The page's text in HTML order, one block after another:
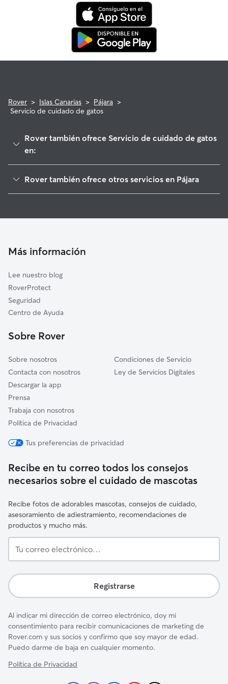
programa de reembolso de la Garantía Rover para asistencia
veterinaria que cumpla con los requisitos.
Rover > Islas Canarias > Pájara >
Servicio de cuidado de gatos
Rover también ofrece Servicio de cuidado de gatos
en:
La Oliva
Tías
San Bartolomé
Telde
Tinajo
Teguise
Rover también ofrece otros servicios en Pájara
Cuidado de mascota en Pájara
Más información
Lee nuestro blog
RoverProtect
Seguridad
Centro de Ayuda
Sobre Rover
Sobre nosotros
Contacta con nosotros
Descargar la app
Prensa
Trabaja con nosotros
Política de Privacidad
Condiciones de Servicio
Ley de Servicios Digitales
Tus preferencias de privacidad
Recibe en tu correo todos los consejos
necesarios sobre el cuidado de mascotas
Recibe fotos de adorables mascotas, consejos de cuidado,
asesoramiento de adiestramiento, recomendaciones de
productos y mucho más.
correo
Registrarse
Al indicar mi dirección de correo electrónico, doy mi
consentimiento para recibir comunicaciones de marketing de
Rover.com y sus socios y confirmo que soy mayor de edad.
Puedo darme de baja en cualquier momento.
Política de Privacidad